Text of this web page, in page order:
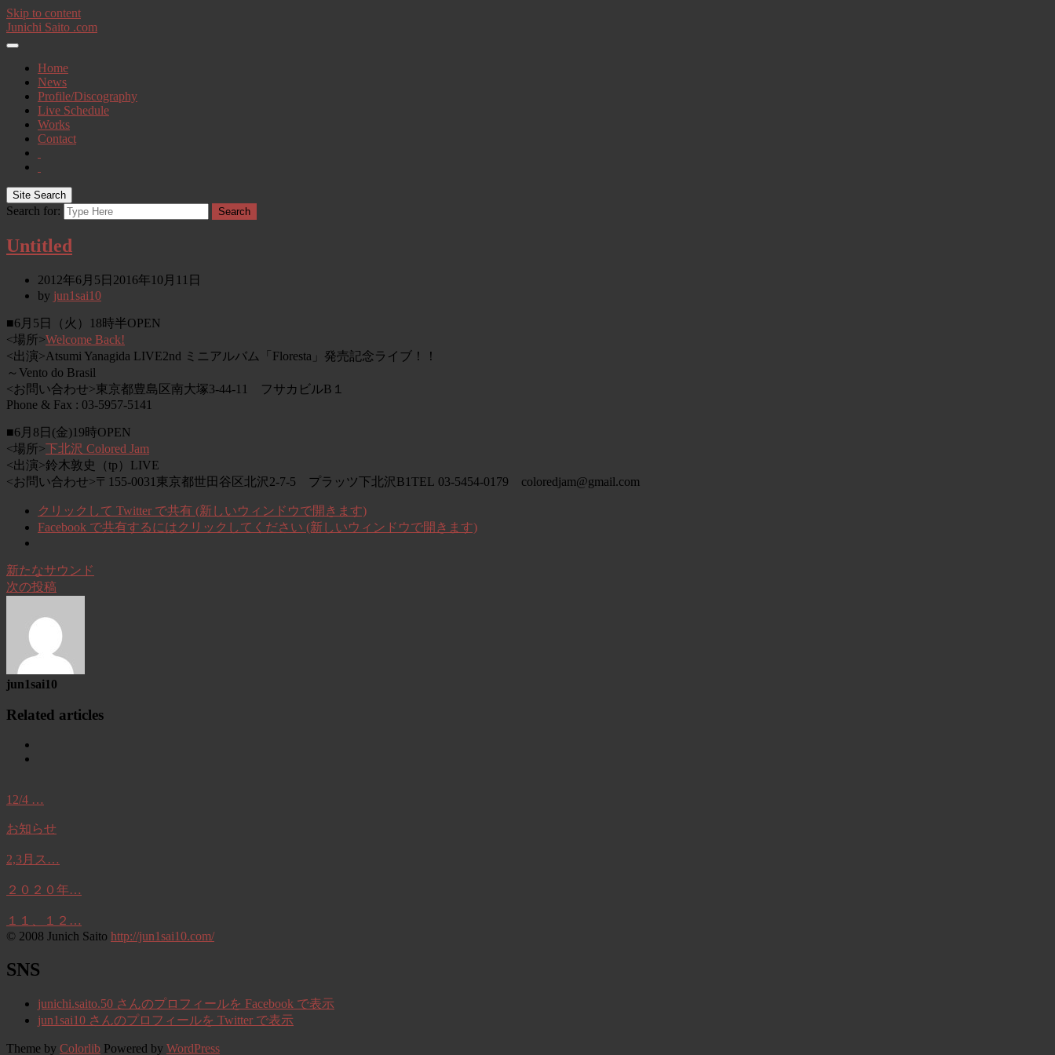
Skip to content
Junichi Saito .com
Home
News
Profile/Discography
Live Schedule
Works
Contact
Site Search
Search for: Search
Untitled
2012年6月5日 2016年10月11日
by jun1sai10
■6月5日（火）18時半OPEN
<場所>Welcome Back!
<出演>Atsumi Yanagida LIVE2nd ミニアルバム「Floresta」発売記念ライブ！！
～Vento do Brasil
<お問い合わせ>東京都豊島区南大塚3-44-11 フサカビルB１
Phone & Fax : 03-5957-5141
■6月8日(金)19時OPEN
<場所>下北沢 Colored Jam
<出演>鈴木敦史（tp）LIVE
<お問い合わせ>〒155-0031東京都世田谷区北沢2-7-5 プラッツ下北沢B1TEL 03-5454-0179 coloredjam@gmail.com
クリックして Twitter で共有 (新しいウィンドウで開きます)
Facebook で共有するにはクリックしてください (新しいウィンドウで開きます)
新たなサウンド
次の投稿
jun1sai10
Related articles
12/4 …
お知らせ
2,3月ス…
２０２０年…
１１、１２…
© 2008 Junich Saito http://jun1sai10.com/
SNS
junichi.saito.50 さんのプロフィールを Facebook で表示
jun1sai10 さんのプロフィールを Twitter で表示
Theme by Colorlib Powered by WordPress